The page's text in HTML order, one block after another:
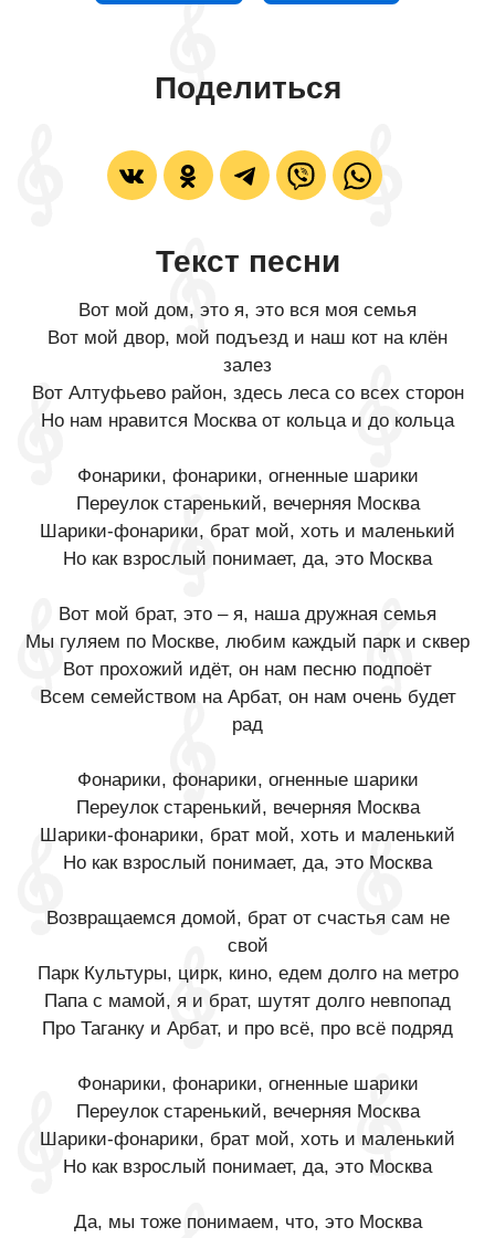
Поделиться
Текст песни
Вот мой дом, это я, это вся моя семья
Вот мой двор, мой подъезд и наш кот на клён
залез
Вот Алтуфьево район, здесь леса со всех сторон
Но нам нравится Москва от кольца и до кольца
Фонарики, фонарики, огненные шарики
Переулок старенький, вечерняя Москва
Шарики-фонарики, брат мой, хоть и маленький
Но как взрослый понимает, да, это Москва
Вот мой брат, это – я, наша дружная семья
Мы гуляем по Москве, любим каждый парк и сквер
Вот прохожий идёт, он нам песню подпоёт
Всем семейством на Арбат, он нам очень будет
рад
Фонарики, фонарики, огненные шарики
Переулок старенький, вечерняя Москва
Шарики-фонарики, брат мой, хоть и маленький
Но как взрослый понимает, да, это Москва
Возвращаемся домой, брат от счастья сам не
свой
Парк Культуры, цирк, кино, едем долго на метро
Папа с мамой, я и брат, шутят долго невпопад
Про Таганку и Арбат, и про всё, про всё подряд
Фонарики, фонарики, огненные шарики
Переулок старенький, вечерняя Москва
Шарики-фонарики, брат мой, хоть и маленький
Но как взрослый понимает, да, это Москва
Да, мы тоже понимаем, что, это Москва